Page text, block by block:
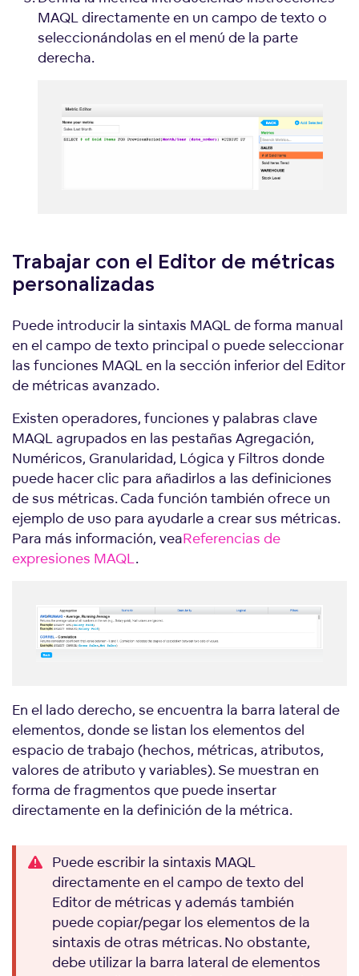
MAQL directamente en un campo de texto o
seleccionándolas en el menú de la parte
derecha.
Trabajar con el Editor de métricas
personalizadas
Puede introducir la sintaxis MAQL de forma manual
en el campo de texto principal o puede seleccionar
las funciones MAQL en la sección inferior del Editor
de métricas avanzado.
Existen operadores, funciones y palabras clave
MAQL agrupados en las pestañas Agregación,
Numéricos, Granularidad, Lógica y Filtros donde
puede hacer clic para añadirlos a las definiciones
de sus métricas. Cada función también ofrece un
ejemplo de uso para ayudarle a crear sus métricas.
Para más información, veaReferencias de
expresiones MAQL.
En el lado derecho, se encuentra la barra lateral de
elementos, donde se listan los elementos del
espacio de trabajo (hechos, métricas, atributos,
valores de atributo y variables). Se muestran en
forma de fragmentos que puede insertar
directamente en la definición de la métrica.
Puede escribir la sintaxis MAQL
directamente en el campo de texto del
Editor de métricas y además también
puede copiar/pegar los elementos de la
sintaxis de otras métricas. No obstante,
debe utilizar la barra lateral de elementos